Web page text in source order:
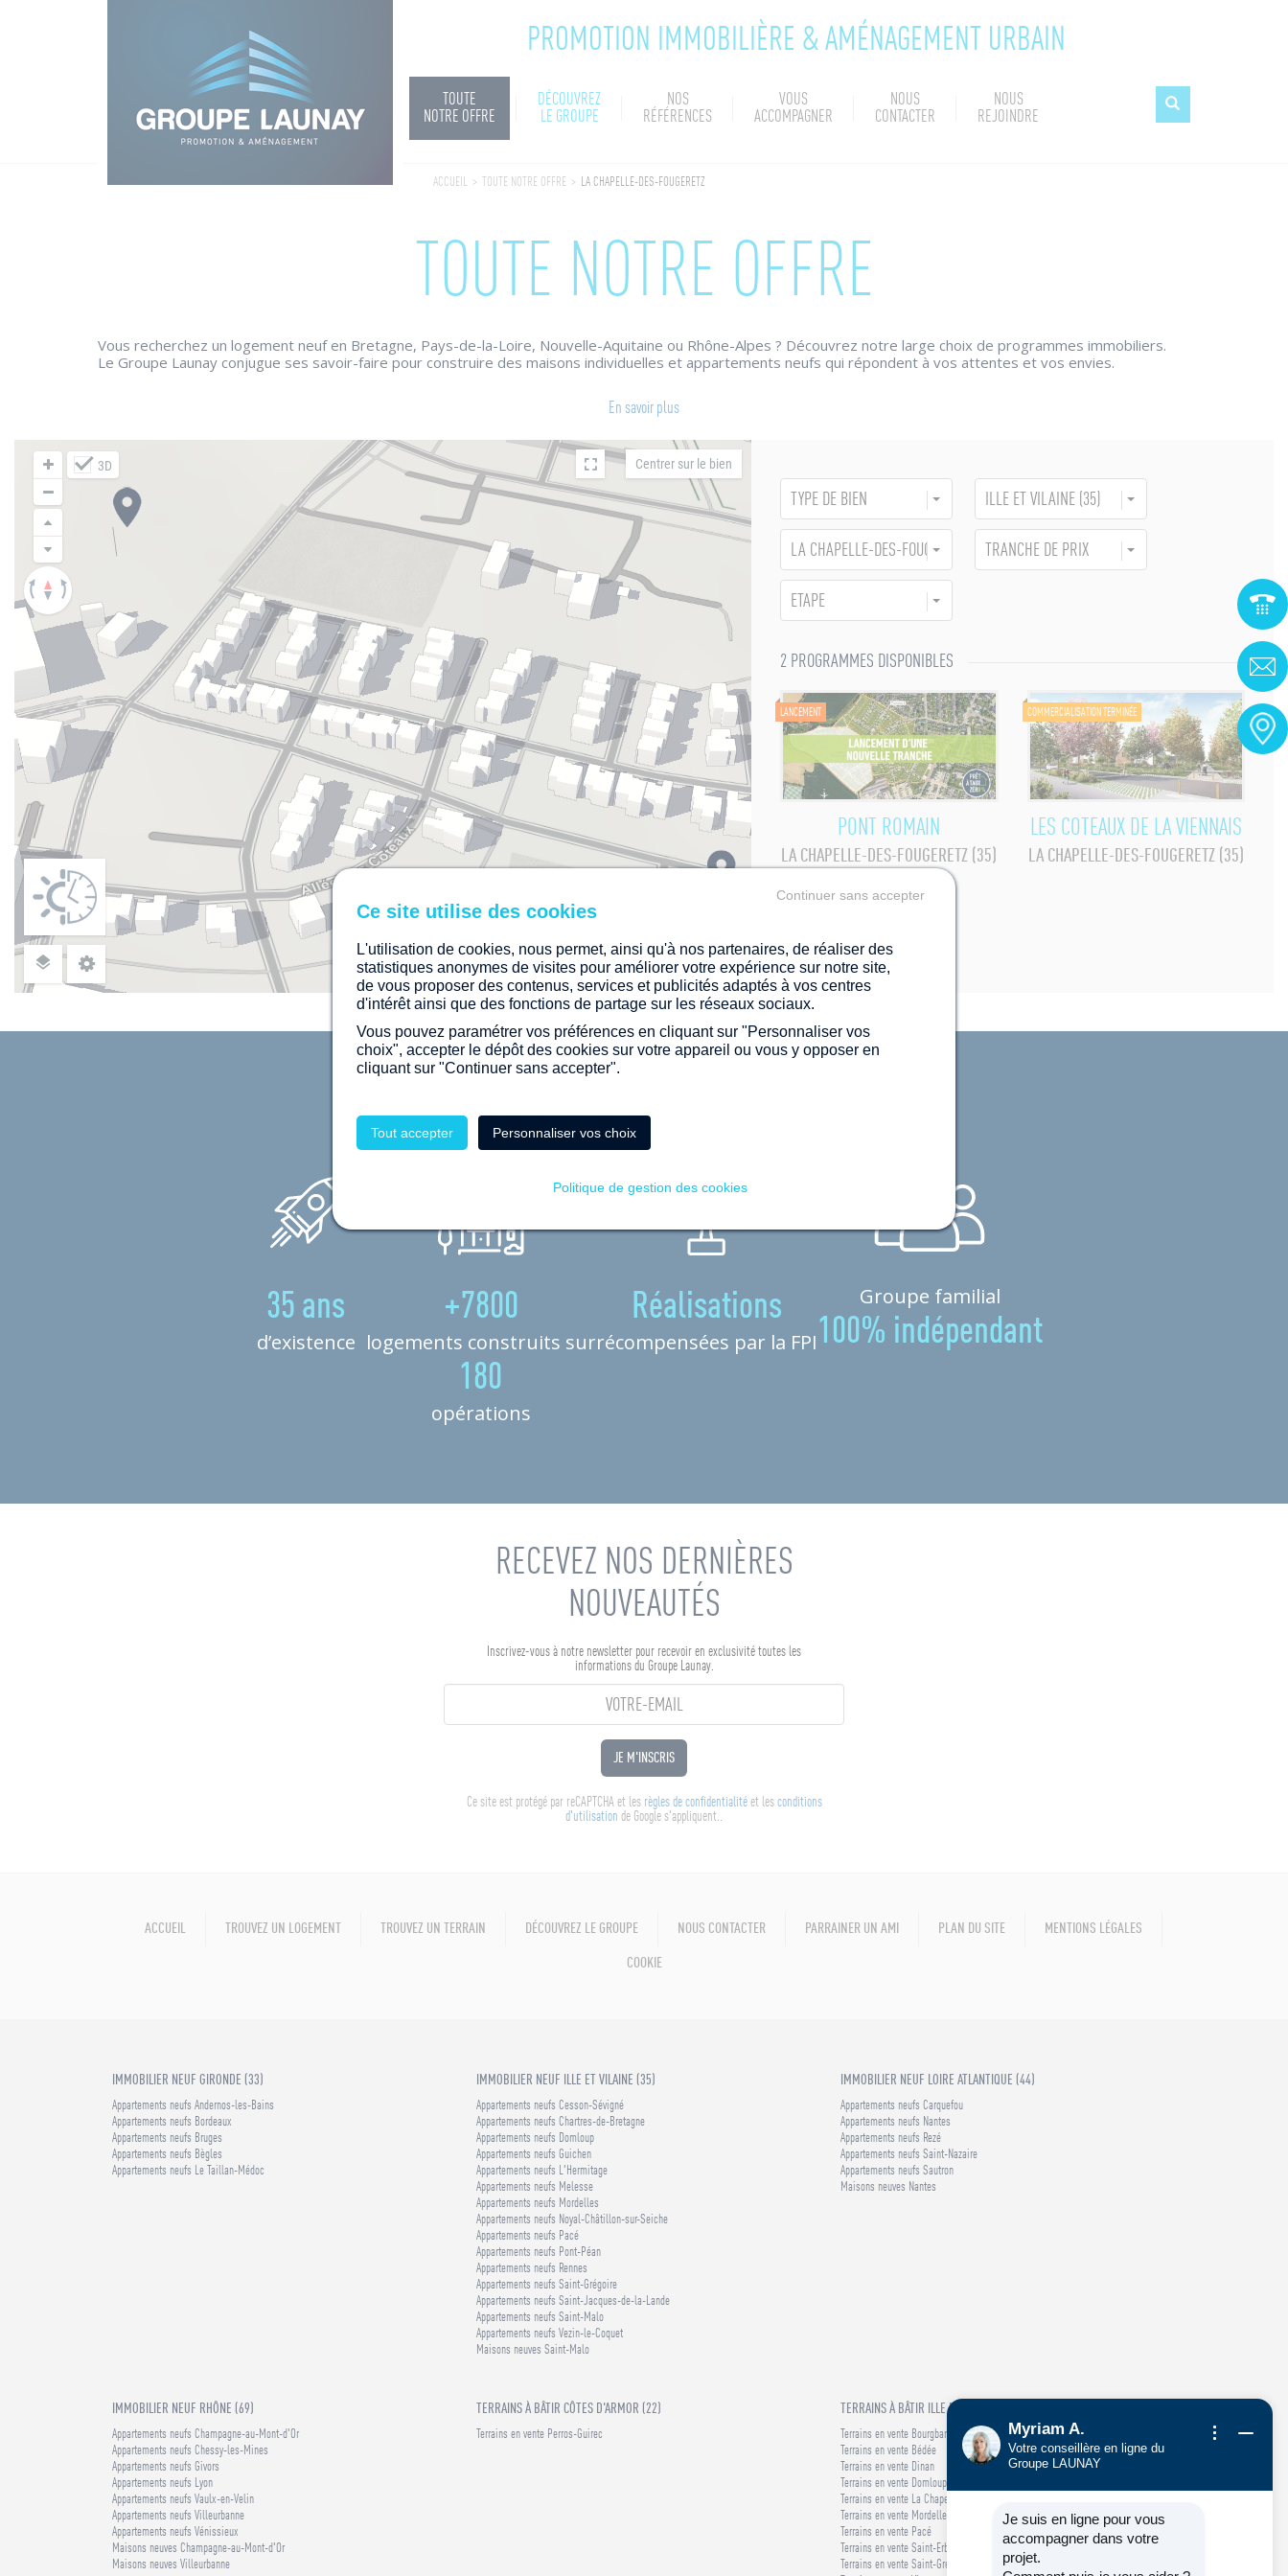
PROMOTION IMMOBILIÈRE & AMÉNAGEMENT URBAIN
TOUTE
NOTRE OFFRE
DÉCOUVREZ
LE GROUPE
NOS
RÉFÉRENCES
VOUS
ACCOMPAGNER
NOUS
CONTACTER
NOUS
REJOINDRE
ACCUEIL > TOUTE NOTRE OFFRE > LA CHAPELLE-DES-FOUGERETZ
TOUTE NOTRE OFFRE
Vous recherchez un logement neuf en Bretagne, Pays-de-la-Loire, Nouvelle-Aquitaine ou Rhône-Alpes ? Découvrez notre large choix de programmes immobiliers.
Le Groupe Launay conjugue ses savoir-faire pour construire des maisons individuelles et appartements neufs qui répondent à vos attentes et vos envies.
En savoir plus
3D
50m ©contributeurs OpenStreetMap Powered by
Centrer sur le bien
TYPE DE BIEN ILLE ET VILAINE (35)
LA CHAPELLE-DES-FOUGERETZ TRANCHE DE PRIX
ÉTAPE
2 PROGRAMMES DISPONIBLES
LANCEMENT
PONT ROMAIN
LA CHAPELLE-DES-FOUGERETZ (35)
COMMERCIALISATION TERMINÉE
LES COTEAUX DE LA VIENNAIS
LA CHAPELLE-DES-FOUGERETZ (35)
POURQUOI CHOISIRLE GROUPE LAUNAY
35 ans
d’existence
+7800
logements construits sur
180
opérations
Réalisations
récompensées par la FPI
Groupe familial
100% indépendant
RECEVEZ NOS DERNIÈRES
NOUVEAUTÉS
Inscrivez-vous à notre newsletter pour recevoir en exclusivité toutes les
informations du Groupe Launay.
JE M'INSCRIS
Ce site est protégé par reCAPTCHA et les règles de confidentialitéet les conditions
d'utilisation de Google s'appliquent..
ACCUEIL TROUVEZ UN LOGEMENT TROUVEZ UN TERRAIN DÉCOUVREZ LE GROUPE NOUS CONTACTER PARRAINER UN AMI PLAN DU SITE MENTIONS LÉGALES
COOKIE
IMMOBILIER NEUF GIRONDE (33)
Appartements neufs Andernos-les-Bains
Appartements neufs Bordeaux
Appartements neufs Bruges
Appartements neufs Bègles
Appartements neufs Le Taillan-Médoc
IMMOBILIER NEUF ILLE ET VILAINE (35)
Appartements neufs Cesson-Sévigné
Appartements neufs Chartres-de-Bretagne
Appartements neufs Domloup
Appartements neufs Guichen
Appartements neufs L'Hermitage
Appartements neufs Melesse
Appartements neufs Mordelles
Appartements neufs Noyal-Châtillon-sur-Seiche
Appartements neufs Pacé
Appartements neufs Pont-Péan
Appartements neufs Rennes
Appartements neufs Saint-Grégoire
Appartements neufs Saint-Jacques-de-la-Lande
Appartements neufs Saint-Malo
Appartements neufs Vezin-le-Coquet
Maisons neuves Saint-Malo
IMMOBILIER NEUF LOIRE ATLANTIQUE (44)
Appartements neufs Carquefou
Appartements neufs Nantes
Appartements neufs Rezé
Appartements neufs Saint-Nazaire
Appartements neufs Sautron
Maisons neuves Nantes
IMMOBILIER NEUF RHÔNE (69)
Appartements neufs Champagne-au-Mont-d'Or
Appartements neufs Chessy-les-Mines
Appartements neufs Givors
Appartements neufs Lyon
Appartements neufs Vaulx-en-Velin
Appartements neufs Villeurbanne
Appartements neufs Vénissieux
Maisons neuves Champagne-au-Mont-d'Or
Maisons neuves Villeurbanne
TERRAINS À BÂTIR CÔTES D'ARMOR (22)
Terrains en vente Perros-Guirec
TERRAINS À BÂTIR ILLE ET VILAINE (35)
Terrains en vente Bourgbarré
Terrains en vente Bédée
Terrains en vente Dinan
Terrains en vente Domloup
Terrains en vente La Chapelle-des-Fougeretz
Terrains en vente Mordelles
Terrains en vente Pacé
Terrains en vente Saint-Erblon
Terrains en vente Saint-Grégoire
Myriam A.
Votre conseillère en ligne du
Groupe LAUNAY
Je suis en ligne pour vous
accompagner dans votre
projet.
L'utilisation de cookies, nous permet, ainsi qu'à nos partenaires, de réaliser des
statistiques anonymes de visites pour améliorer votre expérience sur notre site,
de vous proposer des contenus, services et publicités adaptés à vos centres
d'intérêt ainsi que des fonctions de partage sur les réseaux sociaux.
Vous pouvez paramétrer vos préférences en cliquant sur "Personnaliser vos
choix", accepter le dépôt des cookies sur votre appareil ou vous y opposer en
cliquant sur "Continuer sans accepter".
Tout accepter
Continuer sans accepter
Personnaliser vos choix
Politique de gestion des cookies